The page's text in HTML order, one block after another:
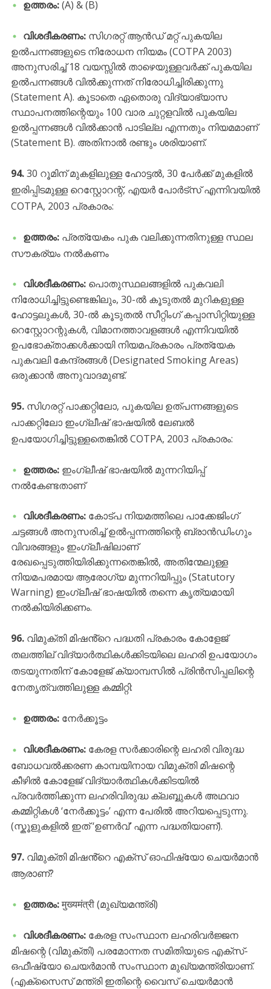
ഉത്തരം:(A) & (B)
വിശദീകരണം:സിഗരറ്റ് ആൻഡ് മറ്റ് പുകയില
ഉൽപന്നങ്ങളുടെ നിരോധന നിയമം (COTPA 2003)
അനുസരിച്ച് 18 വയസ്സിൽ താഴെയുള്ളവർക്ക് പുകയില
ഉൽപന്നങ്ങൾ വിൽക്കുന്നത് നിരോധിച്ചിരിക്കുന്നു
(Statement A). കൂടാതെ ഏതൊരു വിദ്യാഭ്യാസ
സ്ഥാപനത്തിന്റെയും 100 വാര ചുറ്റളവിൽ പുകയില
ഉൽപ്പന്നങ്ങൾ വിൽക്കാൻ പാടില്ല എന്നതും നിയമമാണ്
(Statement B). അതിനാൽ രണ്ടും ശരിയാണ്.
94.30 റൂമിന് മുകളിലുള്ള ഹോട്ടൽ, 30 പേർക്ക് മുകളിൽ
ഇരിപ്പിടമുള്ള റെസ്റ്റോറന്റ്, എയർ പോർട്സ് എന്നിവയിൽ
COTPA, 2003 പ്രകാരം:
ഉത്തരം:പ്രത്യേകം പുക വലിക്കുന്നതിനുള്ള സ്ഥല
സൗകര്യം നൽകണം
വിശദീകരണം:പൊതുസ്ഥലങ്ങളിൽ പുകവലി
നിരോധിച്ചിട്ടുണ്ടെങ്കിലും, 30-ൽ കൂടുതൽ മുറികളുള്ള
ഹോട്ടലുകൾ, 30-ൽ കൂടുതൽ സീറ്റിംഗ് കപ്പാസിറ്റിയുള്ള
റെസ്റ്റോറന്റുകൾ, വിമാനത്താവളങ്ങൾ എന്നിവയിൽ
ഉപഭോക്താക്കൾക്കായി നിയമപ്രകാരം പ്രത്യേക
പുകവലി കേന്ദ്രങ്ങൾ (Designated Smoking Areas)
ഒരുക്കാൻ അനുവാദമുണ്ട്.
95.സിഗരറ്റ് പാക്കറ്റിലോ, പുകയില ഉത്പന്നങ്ങളുടെ
പാക്കറ്റിലോ ഇംഗ്ലീഷ് ഭാഷയിൽ ലേബൽ
ഉപയോഗിച്ചിട്ടുള്ളതെങ്കിൽ COTPA, 2003 പ്രകാരം:
ഉത്തരം:ഇംഗ്ലീഷ് ഭാഷയിൽ മുന്നറിയിപ്പ്
നൽകേണ്ടതാണ്
വിശദീകരണം:കോട്പ നിയമത്തിലെ പാക്കേജിംഗ്
ചട്ടങ്ങൾ അനുസരിച്ച് ഉൽപ്പന്നത്തിന്റെ ബ്രാൻഡിംഗും
വിവരങ്ങളും ഇംഗ്ലീഷിലാണ്
രേഖപ്പെടുത്തിയിരിക്കുന്നതെങ്കിൽ, അതിന്മേലുള്ള
നിയമപരമായ ആരോഗ്യ മുന്നറിയിപ്പും (Statutory
Warning) ഇംഗ്ലീഷ് ഭാഷയിൽ തന്നെ കൃത്യമായി
നൽകിയിരിക്കണം.
96.വിമുക്തി മിഷൻ്റെ പദ്ധതി പ്രകാരം കോളേജ്
തലത്തില് വിദ്യാർത്ഥികൾക്കിടയിലെ ലഹരി ഉപയോഗം
തടയുന്നതിന് കോളേജ് ക്യാമ്പസിൽ പ്രിൻസിപ്പലിന്റെ
നേതൃത്വത്തിലുള്ള കമ്മിറ്റി:
ഉത്തരം:നേർക്കൂട്ടം
വിശദീകരണം:കേരള സർക്കാരിന്റെ ലഹരി വിരുദ്ധ
ബോധവൽക്കരണ കാമ്പയിനായ വിമുക്തി മിഷന്റെ
കീഴിൽ കോളേജ് വിദ്യാർത്ഥികൾക്കിടയിൽ
പ്രവർത്തിക്കുന്ന ലഹരിവിരുദ്ധ ക്ലബ്ബുകൾ അഥവാ
കമ്മിറ്റികൾ ‘നേർക്കൂട്ടം’ എന്ന പേരിൽ അറിയപ്പെടുന്നു.
(സ്കൂളുകളിൽ ഇത് ‘ഉണർവ്’ എന്ന പദ്ധതിയാണ്).
97.വിമുക്തി മിഷൻ്റെ എക്സ് ഓഫിഷ്യോ ചെയർമാൻ
ആരാണ്?
ഉത്തരം:मुख्यमंत्री (മുഖ്യമന്ത്രി)
വിശദീകരണം:കേരള സംസ്ഥാന ലഹരിവർജ്ജന
മിഷന്റെ (വിമുക്തി) പരമോന്നത സമിതിയുടെ എക്സ്-
ഒഫീഷ്യോ ചെയർമാൻ സംസ്ഥാന മുഖ്യമന്ത്രിയാണ്.
(എക്സൈസ് മന്ത്രി ഇതിന്റെ വൈസ് ചെയർമാൻ